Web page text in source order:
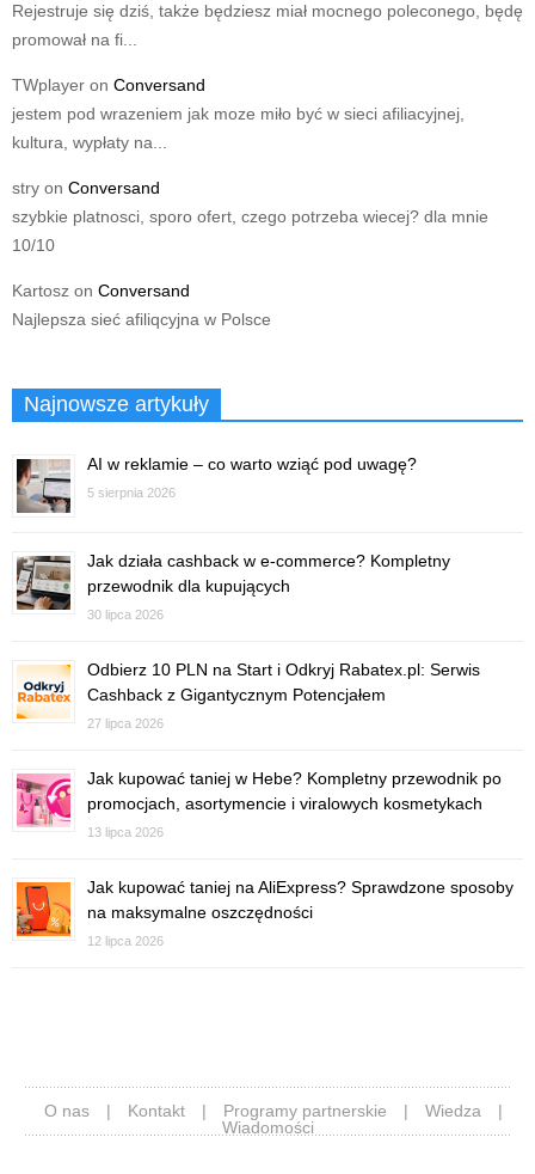
Rejestruje się dziś, także będziesz miał mocnego poleconego, będę
promował na fi...
TWplayer on Conversand
jestem pod wrazeniem jak moze miło być w sieci afiliacyjnej,
kultura, wypłaty na...
stry on Conversand
szybkie platnosci, sporo ofert, czego potrzeba wiecej? dla mnie
10/10
Kartosz on Conversand
Najlepsza sieć afiliqcyjna w Polsce
Najnowsze artykuły
AI w reklamie – co warto wziąć pod uwagę?
5 sierpnia 2026
Jak działa cashback w e-commerce? Kompletny
przewodnik dla kupujących
30 lipca 2026
Odbierz 10 PLN na Start i Odkryj Rabatex.pl: Serwis
Cashback z Gigantycznym Potencjałem
27 lipca 2026
Jak kupować taniej w Hebe? Kompletny przewodnik po
promocjach, asortymencie i viralowych kosmetykach
13 lipca 2026
Jak kupować taniej na AliExpress? Sprawdzone sposoby
na maksymalne oszczędności
12 lipca 2026
O nas | Kontakt | Programy partnerskie | Wiedza
|
Wiadomości